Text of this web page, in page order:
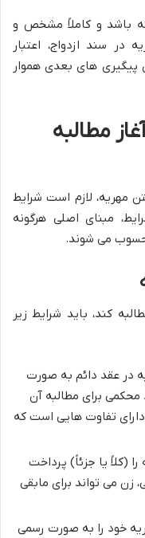
باشد و کاملاً مشخص و
سند ازدواج، اعتبار
پیگیری های بعدی هموار
مطالبه
مهریه، لازم است شرایط
مبنای اصلی هرگونه
می شوند.
کند، باید شرایط زیر
در عقد دائم به صورت
برای مطالبه آن
تفاوت هایی است که
را (کلاً یا جزئاً) پرداخت
زن می تواند برای مابقی
خود را به صورت رسمی